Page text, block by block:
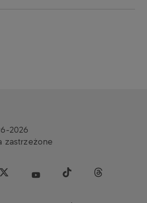
2026
zastrzeżone